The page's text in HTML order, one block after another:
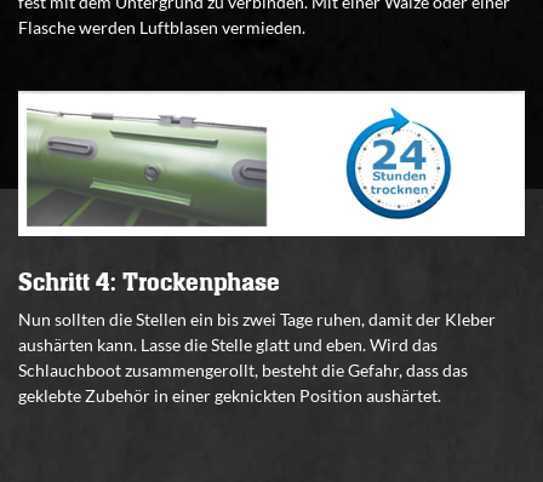
Flasche werden Luftblasen vermieden.
Schritt 4: Trockenphase
Nun sollten die Stellen ein bis zwei Tage ruhen, damit der Kleber
aushärten kann. Lasse die Stelle glatt und eben. Wird das
Schlauchboot zusammengerollt, besteht die Gefahr, dass das
geklebte Zubehör in einer geknickten Position aushärtet.